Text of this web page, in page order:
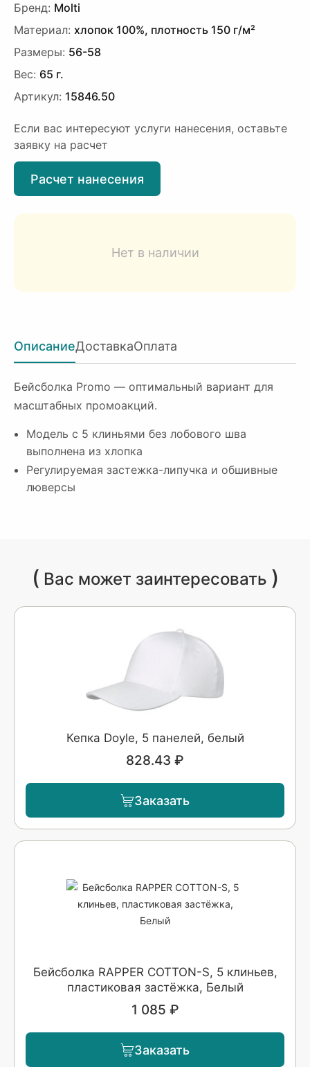
Бренд: Molti
Материал: хлопок 100%, плотность 150 г/м²
Размеры: 56-58
Вес: 65 г.
Артикул: 15846.50
Если вас интересуют услуги нанесения, оставьте
заявку на расчет
Расчет нанесения
Нет в наличии
ОписаниеДоставкаОплата
Бейсболка Promo — оптимальный вариант для
масштабных промоакций.
Модель с 5 клиньями без лобового шва
выполнена из хлопка
Регулируемая застежка-липучка и обшивные
люверсы
( Вас может заинтересовать )
Кепка Doyle, 5 панелей, белый
828.43 ₽
Заказать
Бейсболка RAPPER COTTON-S, 5 клиньев,
пластиковая застёжка, Белый
1 085 ₽
Заказать